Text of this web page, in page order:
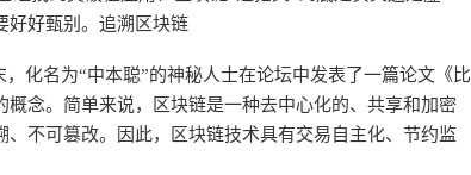
好好甄别。追溯区块链
化名为“中本聪”的神秘人士在论坛中发表了一篇论文《比
念。简单来说，区块链是一种去中心化的、共享和加密
不可篡改。因此，区块链技术具有交易自主化、节约监